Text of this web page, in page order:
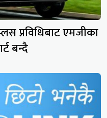
प्रविधिबाट एमजीका
बन्दै